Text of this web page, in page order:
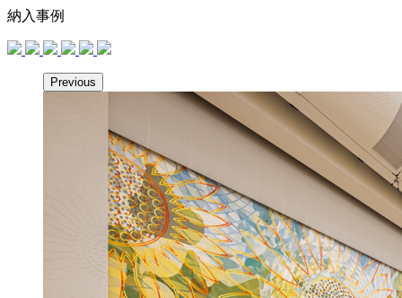
納入事例
Previous